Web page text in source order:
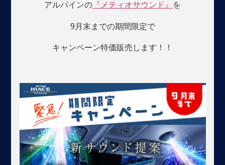
アルパインの 『メティオサウンド』 を
9月末までの期間限定で
キャンペーン特価販売します！！